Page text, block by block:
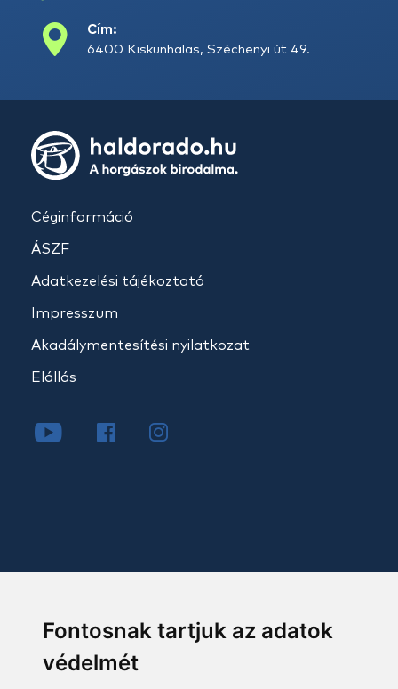
Fontosnak tartjuk az adatok
védelmét
Cím:
6400 Kiskunhalas, Széchenyi út 49.
Céginformáció
ÁSZF
Adatkezelési tájékoztató
Impresszum
Akadálymentesítési nyilatkozat
Elállás